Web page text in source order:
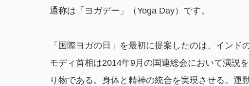
通称は「ヨガデー」（Yoga Day）です。
「国際ヨガの日」を最初に提案したのは、インド
モディ首相は2014年9月の国連総会において演説
り物である。身体と精神の統合を実現させる。